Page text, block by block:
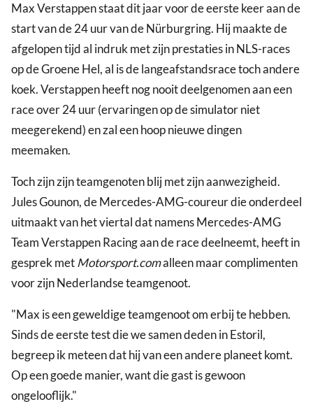
Max Verstappen staat dit jaar voor de eerste keer aan de
start van de 24 uur van de Nürburgring. Hij maakte de
afgelopen tijd al indruk met zijn prestaties in NLS-races
op de Groene Hel, al is de langeafstandsrace toch andere
koek. Verstappen heeft nog nooit deelgenomen aan een
race over 24 uur (ervaringen op de simulator niet
meegerekend) en zal een hoop nieuwe dingen
meemaken.
Toch zijn zijn teamgenoten blij met zijn aanwezigheid.
Jules Gounon, de Mercedes-AMG-coureur die onderdeel
uitmaakt van het viertal dat namens Mercedes-AMG
Team Verstappen Racing aan de race deelneemt, heeft in
gesprek metMotorsport.comalleen maar complimenten
voor zijn Nederlandse teamgenoot.
"Max is een geweldige teamgenoot om erbij te hebben.
Sinds de eerste test die we samen deden in Estoril,
begreep ik meteen dat hij van een andere planeet komt.
Op een goede manier, want die gast is gewoon
ongelooflijk."